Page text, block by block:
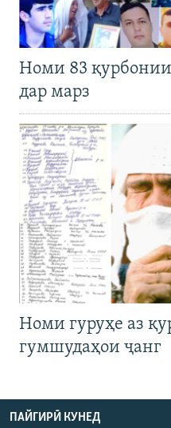
Номи 83 қурбонии
дар марз
Номи гуруҳе аз
гумшудаҳои ҷанг
ПАЙГИРӢ КУНЕД